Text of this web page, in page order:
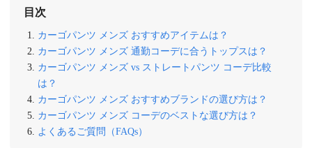
目次
カーゴパンツ メンズ おすすめアイテムは？
カーゴパンツ メンズ 通勤コーデに合うトップスは？
カーゴパンツ メンズ vs ストレートパンツ コーデ比較
は？
カーゴパンツ メンズ おすすめブランドの選び方は？
カーゴパンツ メンズ コーデのベストな選び方は？
よくあるご質問（FAQs）